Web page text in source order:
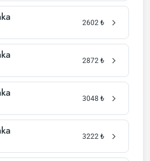
2602 ₺
2872 ₺
3048 ₺
3222 ₺